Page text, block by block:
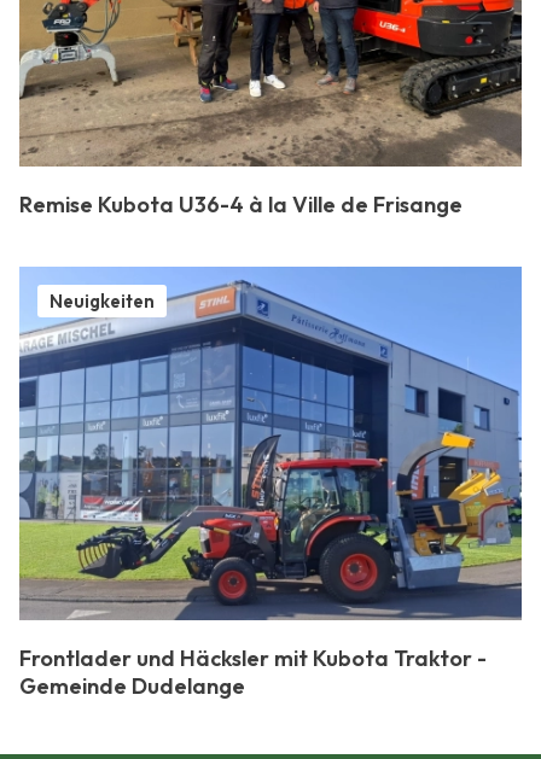
Kontakt
Remise Kubota U36-4 à la Ville de Frisange
Neuigkeiten
Frontlader und Häcksler mit Kubota Traktor -
Gemeinde Dudelange